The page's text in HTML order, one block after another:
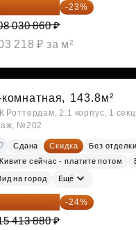
183 762 ₽ -23%
030 860 ₽
218 ₽ за м²
143.8м²
Роттердам, 2.1 корпус, 1
№202
Сдана Скидка
Без отделки
сейчас - платите потом
на город Ещё
714 549 ₽ -24%
413 880 ₽